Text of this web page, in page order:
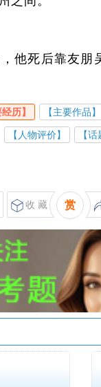
他死后靠友朋
历】 【主要作品】
【人物评价】 【
收 藏 赏